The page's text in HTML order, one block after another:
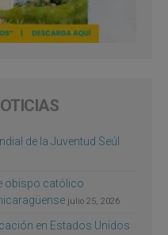
de la Juventud Seúl
obispo católico
julio 25, 2026
en Estados Unidos